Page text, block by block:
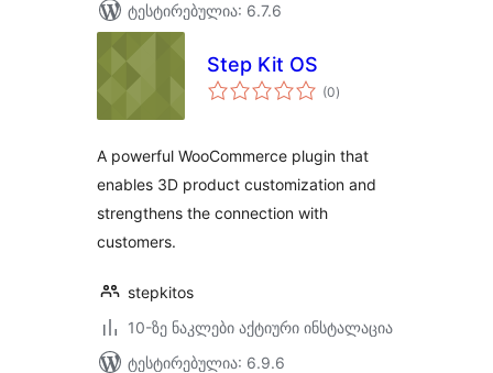
ტესტირებულია: 6.7.6
Step Kit OS
(0საერთო
რეიტინგი
)
A powerful WooCommerce plugin that
enables 3D product customization and
strengthens the connection with
customers.
stepkitos
10-ზე ნაკლები აქტიური ინსტალაცია
ტესტირებულია: 6.9.6